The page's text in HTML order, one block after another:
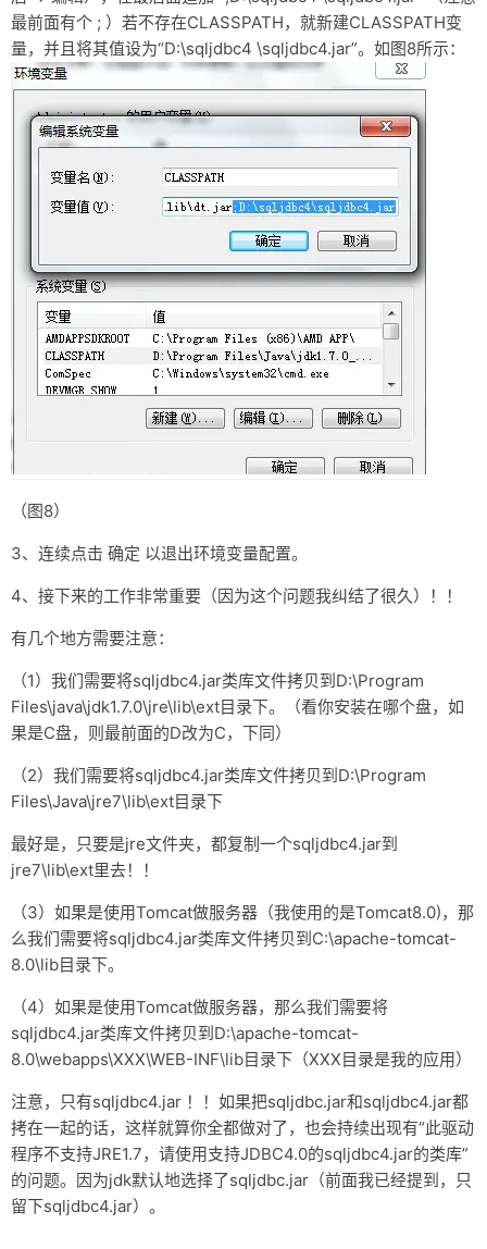
最前面有个 ; ）若不存在CLASSPATH，就新建CLASSPATH变
量，并且将其值设为“D:\sqljdbc4 \sqljdbc4.jar”。如图8所示：
（图8）
3、连续点击 确定 以退出环境变量配置。
4、接下来的工作非常重要（因为这个问题我纠结了很久）！！
有几个地方需要注意：
（1）我们需要将sqljdbc4.jar类库文件拷贝到D:\Program
Files\java\jdk1.7.0\jre\lib\ext目录下。（看你安装在哪个盘，如
果是C盘，则最前面的D改为C，下同）
（2）我们需要将sqljdbc4.jar类库文件拷贝到D:\Program
Files\Java\jre7\lib\ext目录下
最好是，只要是jre文件夹，都复制一个sqljdbc4.jar到
jre7\lib\ext里去！！
（3）如果是使用Tomcat做服务器（我使用的是Tomcat8.0)，那
么我们需要将sqljdbc4.jar类库文件拷贝到C:\apache-tomcat-
8.0\lib目录下。
（4）如果是使用Tomcat做服务器，那么我们需要将
sqljdbc4.jar类库文件拷贝到D:\apache-tomcat-
8.0\webapps\XXX\WEB-INF\lib目录下（XXX目录是我的应用）
注意，只有sqljdbc4.jar ！！如果把sqljdbc.jar和sqljdbc4.jar都
拷在一起的话，这样就算你全都做对了，也会持续出现有“此驱动
程序不支持JRE1.7，请使用支持JDBC4.0的sqljdbc4.jar的类库”
的问题。因为jdk默认地选择了sqljdbc.jar（前面我已经提到，只
留下sqljdbc4.jar）。